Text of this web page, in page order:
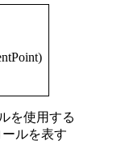
を使用する
ルを表す